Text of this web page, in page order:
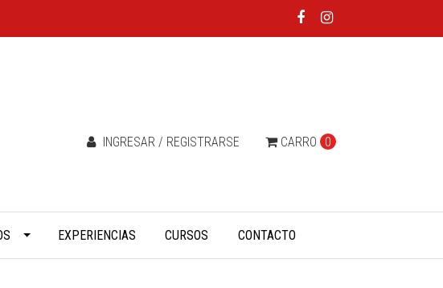
CARRO 0
INGRESAR / REGISTRARSE
EXPERIENCIAS CURSOS CONTACTO